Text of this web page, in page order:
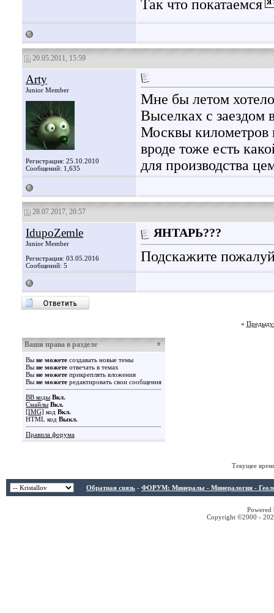
Так что покатаемся
20.05.2011, 15:59
Arty
Junior Member
Регистрация: 25.10.2010
Сообщений: 1,635
Мне бы летом
Выселках с заездом
Москвы километров
вроде тоже есть
для производства
28.07.2017, 20:57
IdupoZemle
Junior Member
Регистрация: 03.05.2016
Сообщений: 5
ЯНТАРЬ???
Подскажите
«
Ваши права в разделе
Вы не можете создавать новые темы
Вы не можете отвечать в темах
Вы не можете прикреплять вложения
Вы не можете редактировать свои сообщения
BB коды Вкл.
Смайлы Вкл.
[IMG] код Вкл.
HTML код Выкл.
Правила форума
Текущее
Обратная связь - ФОРУМ: Минералы - Минералогия -
Copyright ©2000 -